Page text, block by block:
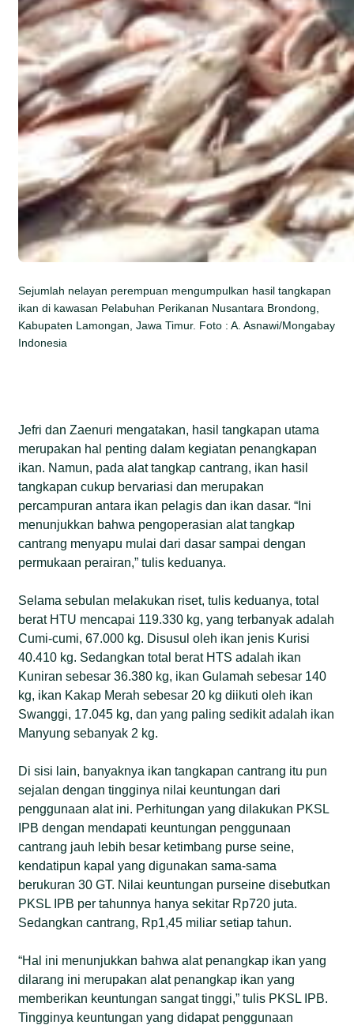
Sejumlah nelayan perempuan mengumpulkan hasil tangkapan
ikan di kawasan Pelabuhan Perikanan Nusantara Brondong,
Kabupaten Lamongan, Jawa Timur. Foto : A. Asnawi/Mongabay
Indonesia
Jefri dan Zaenuri mengatakan, hasil tangkapan utama
merupakan hal penting dalam kegiatan penangkapan
ikan. Namun, pada alat tangkap cantrang, ikan hasil
tangkapan cukup bervariasi dan merupakan
percampuran antara ikan pelagis dan ikan dasar. “Ini
menunjukkan bahwa pengoperasian alat tangkap
cantrang menyapu mulai dari dasar sampai dengan
permukaan perairan,” tulis keduanya.
Selama sebulan melakukan riset, tulis keduanya, total
berat HTU mencapai 119.330 kg, yang terbanyak adalah
Cumi-cumi, 67.000 kg. Disusul oleh ikan jenis Kurisi
40.410 kg. Sedangkan total berat HTS adalah ikan
Kuniran sebesar 36.380 kg, ikan Gulamah sebesar 140
kg, ikan Kakap Merah sebesar 20 kg diikuti oleh ikan
Swanggi, 17.045 kg, dan yang paling sedikit adalah ikan
Manyung sebanyak 2 kg.
Di sisi lain, banyaknya ikan tangkapan cantrang itu pun
sejalan dengan tingginya nilai keuntungan dari
penggunaan alat ini. Perhitungan yang dilakukan PKSL
IPB dengan mendapati keuntungan penggunaan
cantrang jauh lebih besar ketimbang purse seine,
kendatipun kapal yang digunakan sama-sama
berukuran 30 GT. Nilai keuntungan purseine disebutkan
PKSL IPB per tahunnya hanya sekitar Rp720 juta.
Sedangkan cantrang, Rp1,45 miliar setiap tahun.
“Hal ini menunjukkan bahwa alat penangkap ikan yang
dilarang ini merupakan alat penangkap ikan yang
memberikan keuntungan sangat tinggi,” tulis PKSL IPB.
Tingginya keuntungan yang didapat penggunaan